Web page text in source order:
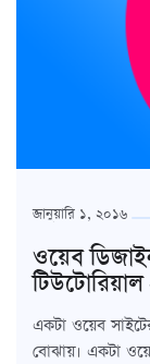
জানুয়ারি ১, ২০১৬
ওয়েব
একটা ওয়েব
বোঝায়। একটা